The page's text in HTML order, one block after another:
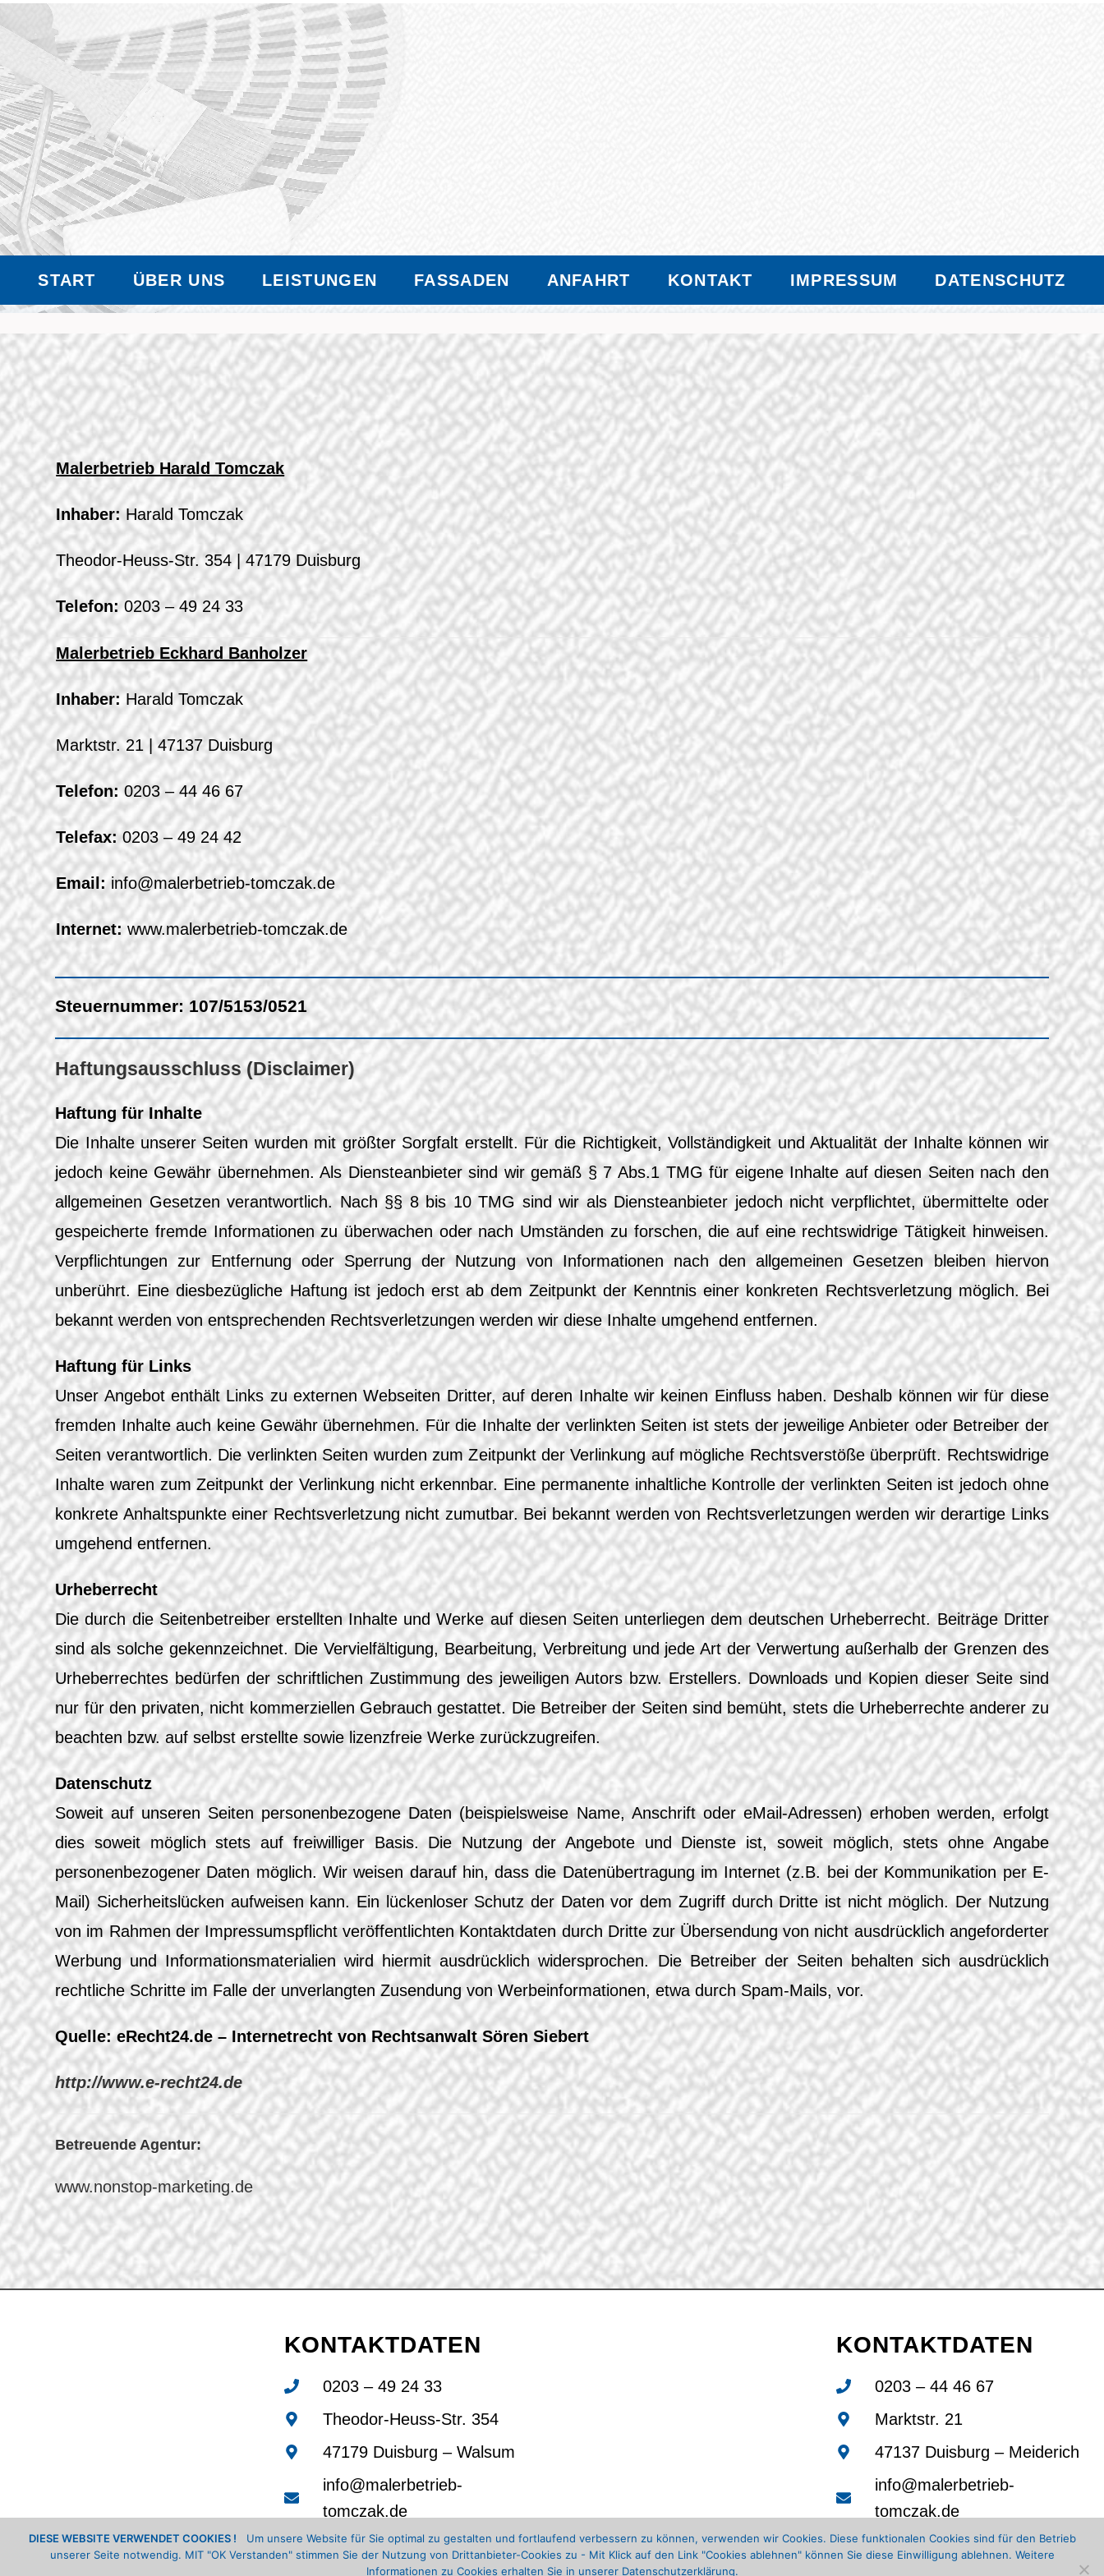
START ÜBER UNS LEISTUNGEN FASSADEN ANFAHRT KONTAKT IMPRESSUM DATENSCHUTZ
Malerbetrieb Harald Tomczak
Inhaber: Harald Tomczak
Theodor-Heuss-Str. 354 | 47179 Duisburg
Telefon:0203 – 49 24 33
Malerbetrieb Eckhard Banholzer
Inhaber: Harald Tomczak
Marktstr. 21 | 47137 Duisburg
Telefon:0203 – 44 46 67
Telefax:0203 – 49 24 42
Email:info@malerbetrieb-tomczak.de
Internet: www.malerbetrieb-tomczak.de
Steuernummer: 107/5153/0521
Haftungsausschluss (Disclaimer)
Haftung für Inhalte
Die Inhalte unserer Seiten wurden mit größter Sorgfalt erstellt. Für die Richtigkeit, Vollständigkeit und Aktualität der Inhalte können wir
jedoch keine Gewähr übernehmen. Als Diensteanbieter sind wir gemäß § 7 Abs.1 TMG für eigene Inhalte auf diesen Seiten nach den
allgemeinen Gesetzen verantwortlich. Nach §§ 8 bis 10 TMG sind wir als Diensteanbieter jedoch nicht verpflichtet, übermittelte oder
gespeicherte fremde Informationen zu überwachen oder nach Umständen zu forschen, die auf eine rechtswidrige Tätigkeit hinweisen.
Verpflichtungen zur Entfernung oder Sperrung der Nutzung von Informationen nach den allgemeinen Gesetzen bleiben hiervon
unberührt. Eine diesbezügliche Haftung ist jedoch erst ab dem Zeitpunkt der Kenntnis einer konkreten Rechtsverletzung möglich. Bei
bekannt werden von entsprechenden Rechtsverletzungen werden wir diese Inhalte umgehend entfernen.
Haftung für Links
Unser Angebot enthält Links zu externen Webseiten Dritter, auf deren Inhalte wir keinen Einfluss haben. Deshalb können wir für diese
fremden Inhalte auch keine Gewähr übernehmen. Für die Inhalte der verlinkten Seiten ist stets der jeweilige Anbieter oder Betreiber der
Seiten verantwortlich. Die verlinkten Seiten wurden zum Zeitpunkt der Verlinkung auf mögliche Rechtsverstöße überprüft. Rechtswidrige
Inhalte waren zum Zeitpunkt der Verlinkung nicht erkennbar. Eine permanente inhaltliche Kontrolle der verlinkten Seiten ist jedoch ohne
konkrete Anhaltspunkte einer Rechtsverletzung nicht zumutbar. Bei bekannt werden von Rechtsverletzungen werden wir derartige Links
umgehend entfernen.
Urheberrecht
Die durch die Seitenbetreiber erstellten Inhalte und Werke auf diesen Seiten unterliegen dem deutschen Urheberrecht. Beiträge Dritter
sind als solche gekennzeichnet. Die Vervielfältigung, Bearbeitung, Verbreitung und jede Art der Verwertung außerhalb der Grenzen des
Urheberrechtes bedürfen der schriftlichen Zustimmung des jeweiligen Autors bzw. Erstellers. Downloads und Kopien dieser Seite sind
nur für den privaten, nicht kommerziellen Gebrauch gestattet. Die Betreiber der Seiten sind bemüht, stets die Urheberrechte anderer zu
beachten bzw. auf selbst erstellte sowie lizenzfreie Werke zurückzugreifen.
Datenschutz
Soweit auf unseren Seiten personenbezogene Daten (beispielsweise Name, Anschrift oder eMail-Adressen) erhoben werden, erfolgt
dies soweit möglich stets auf freiwilliger Basis. Die Nutzung der Angebote und Dienste ist, soweit möglich, stets ohne Angabe
personenbezogener Daten möglich. Wir weisen darauf hin, dass die Datenübertragung im Internet (z.B. bei der Kommunikation per E-
Mail) Sicherheitslücken aufweisen kann. Ein lückenloser Schutz der Daten vor dem Zugriff durch Dritte ist nicht möglich. Der Nutzung
von im Rahmen der Impressumspflicht veröffentlichten Kontaktdaten durch Dritte zur Übersendung von nicht ausdrücklich angeforderter
Werbung und Informationsmaterialien wird hiermit ausdrücklich widersprochen. Die Betreiber der Seiten behalten sich ausdrücklich
rechtliche Schritte im Falle der unverlangten Zusendung von Werbeinformationen, etwa durch Spam-Mails, vor.
Quelle: eRecht24.de – Internetrecht von Rechtsanwalt Sören Siebert
http://www.e-recht24.de
Betreuende Agentur:
www.nonstop-marketing.de
KONTAKTDATEN
0203 – 49 24 33
Theodor-Heuss-Str. 354
47179 Duisburg – Walsum
info@malerbetrieb-
tomczak.de
KONTAKTDATEN
0203 – 44 46 67
Marktstr. 21
47137 Duisburg – Meiderich
info@malerbetrieb-
tomczak.de
DIESE WEBSITE VERWENDET COOKIES ! Um unsere Website für Sie optimal zu gestalten und fortlaufend verbessern zu können, verwenden wir Cookies. Diese funktionalen Cookies sind für den Betrieb
unserer Seite notwendig. MIT "OK Verstanden" stimmen Sie der Nutzung von Drittanbieter-Cookies zu - Mit Klick auf den Link "Cookies ablehnen" können Sie diese Einwilligung ablehnen. Weitere
Informationen zu Cookies erhalten Sie in unserer Datenschutzerklärung.